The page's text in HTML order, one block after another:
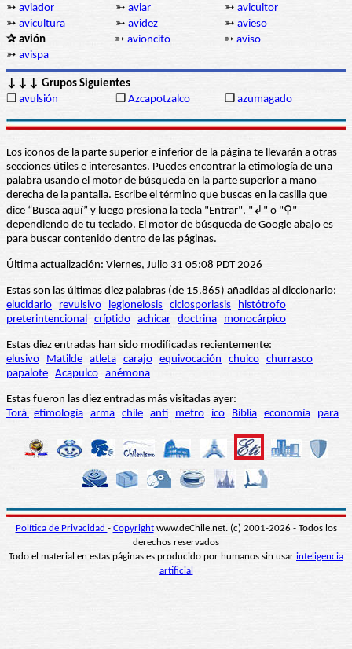
➳ aviador ➳ aviar ➳ avicultor
➳ avicultura ➳ avidez ➳ avieso
✰ avión
➳ avioncito ➳ aviso
➳ avispa
↓↓↓ Grupos Siguientes
❒ avulsión ❒ Azcapotzalco ❒ azumagado
Los iconos de la parte superior e inferior de la página te llevarán a otras
secciones útiles e interesantes. Puedes encontrar la etimología de una
palabra usando el motor de búsqueda en la parte superior a mano
derecha de la pantalla. Escribe el término que buscas en la casilla que
dice “Busca aquí” y luego presiona la tecla "Entrar", "↲" o "⚲"
dependiendo de tu teclado. El motor de búsqueda de Google abajo es
para buscar contenido dentro de las páginas.
Última actualización: Viernes, Julio 31 05:08 PDT 2026
Estas son las últimas diez palabras (de 15.865) añadidas al diccionario:
elucidario
revulsivo legionelosis ciclosporiasis
histótrofo
preterintencional críptido achicar doctrina monocárpico
Estas diez entradas han sido modificadas recientemente:
elusivo
Matilde atleta carajo equivocación chuico churrasco
papalote Acapulco anémona
Estas fueron las diez entradas más visitadas ayer:
Torá etimología arma chile anti metro ico Biblia economía para
Política de Privacidad - Copyrightwww.deChile.net. (c) 2001-2026 - Todos los
derechos reservados
Todo el material en estas páginas es producido por humanos sin usar inteligencia
artificial